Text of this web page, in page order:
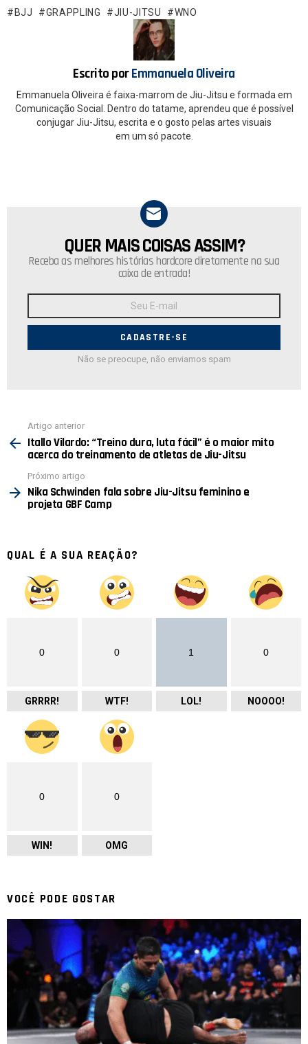
o
A
BJJ GRAPPLING JIU-JITSU WNO
Escrito porEmmanuela Oliveira
Emmanuela Oliveira é faixa-marrom de Jiu-Jitsu e formada em
Comunicação Social. Dentro do tatame, aprendeu que é possível
conjugar Jiu-Jitsu, escrita e o gosto pelas artes visuais
em um só pacote.
NEWSLETTER
QUER MAIS COISAS ASSIM?
Receba as melhores histórias hardcore diretamente na sua
caixa de entrada!
E-
Não se preocupe, não enviamos spam
mais
Artigo anterior
Itallo Vilardo: “Treino dura, luta fácil” é o maior mito
acerca do treinamento de atletas de Jiu-Jitsu
Próximo artigo
Nika Schwinden fala sobre Jiu-Jitsu feminino e
projeta GBF Camp
QUAL É A SUA REAÇÃO?
0
GRRRR!
0
WTF!
1
LOL!
0
NOOOO!
0
WIN!
0
OMG
VOCÊ PODE GOSTAR